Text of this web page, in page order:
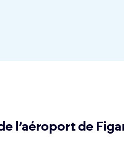
l’aéroport de